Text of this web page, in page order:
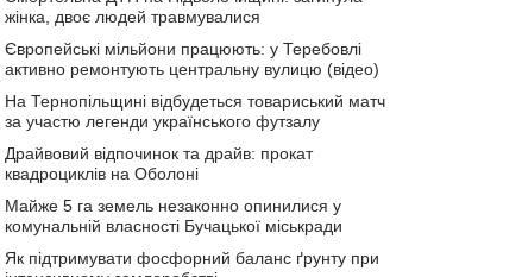
жінка, двоє людей травмувалися
Європейські мільйони працюють: у Теребовлі
активно ремонтують центральну вулицю (відео)
На Тернопільщині відбудеться товариський матч
за участю легенди українського футзалу
Драйвовий відпочинок та драйв: прокат
квадроциклів на Оболоні
Майже 5 га земель незаконно опинилися у
комунальній власності Бучацької міськради
Як підтримувати фосфорний баланс ґрунту при